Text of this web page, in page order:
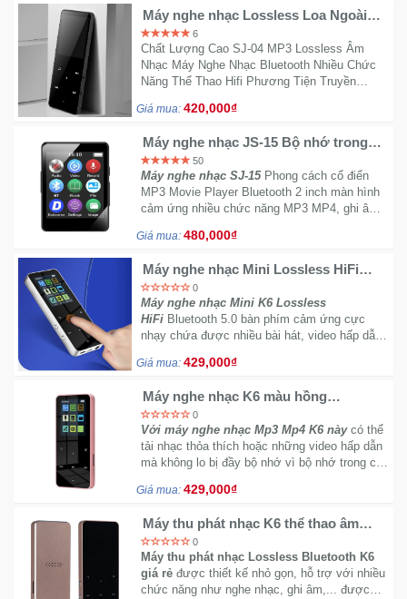
Máy nghe nhạc Lossless Loa Ngoài
JS-04 màu đen bộ nhớ trong 8G
6
Chất Lượng Cao SJ-04 MP3 Lossless Âm
Nhạc Máy Nghe Nhạc Bluetooth Nhiều Chức
Năng Thể Thao Hifi Phương Tiện Truyền
Giá mua: 420,000₫
Máy nghe nhạc JS-15 Bộ nhớ trong
8G
50
Máy nghe nhạc SJ-15Phong cách cổ điển
MP3 Movie Player Bluetooth 2 inch màn hình
cảm ứng nhiều chức năng MP3 MP4, ghi âm,
Giá mua: 480,000₫
Máy nghe nhạc Mini Lossless HiFi
Bluetooth 5.0 cảm ứng siêu mượt K6
64GB màu Bạc
0
Máy nghe nhạc Mini K6 Lossless
HiFi Bluetooth 5.0 bàn phím cảm ứng cực
nhạy chứa được nhiều bài hát, video hấp dẫn
thẻ nhớ TF lên đến 128GB.
Giá mua: 429,000₫
Máy nghe nhạc K6 màu hồng
Bluetooth tích hợp loa ngoài cảm ứng
bộ nhớ trong cao 64GB
0
Với máy nghe nhạc Mp3 Mp4 K6 nàycó thể
tải nhạc thỏa thích hoặc những video hấp dẫn
mà không lo bị đầy bộ nhớ vì bộ nhớ trong có
thêm thẻ nhớ TF ngoài 128GB.
Giá mua: 429,000₫
Máy thu phát nhạc K6 thể thao âm
thanh sống động bộ nhớ lên đến
64GB- Màu Vàng
0
Máy thu phát nhạc Lossless Bluetooth K6
giá rẻ được thiết kế nhỏ gọn, hỗ trợ với nhiều
chức năng như nghe nhạc, ghi âm,... được